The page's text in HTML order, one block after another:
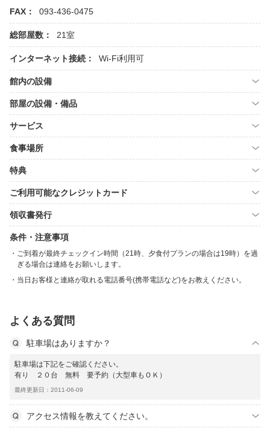
FAX：
093-436-0475
総部屋数： 21室
インターネット接続： Wi-Fi利用可
館内の設備
部屋の設備・備品
サービス
食事場所
特典
ご利用可能なクレジットカード
領収書発行
条件・注意事項
ご到着が最終チェックイン時間（21時、夕食付プランの場合は19時）を過
ぎる場合は連絡をお願いします。
当日お客様と連絡が取れる電話番号(携帯電話など)をお教えください。
よくある質問
駐車場はありますか？
駐車場は下記をご確認ください。
有り ２０台 無料 要予約（大型車もＯＫ）
最終更新日：2011-06-09
アクセス情報を教えてください。